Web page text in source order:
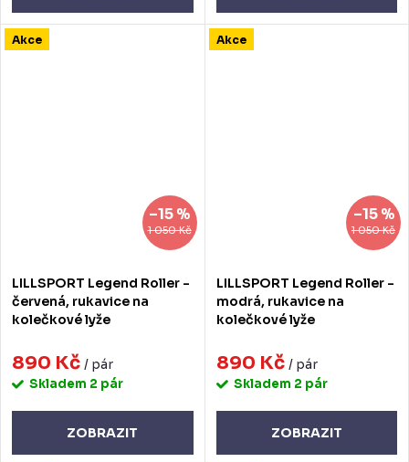
Akce
1 050 Kč
–15 %
LILLSPORT Legend Roller -
červená, rukavice na
kolečkové lyže
890 Kč / pár
Skladem 2 pár
ZOBRAZIT
Akce
1 050 Kč
–15 %
LILLSPORT Legend Roller -
modrá, rukavice na
kolečkové lyže
890 Kč / pár
Skladem 2 pár
ZOBRAZIT